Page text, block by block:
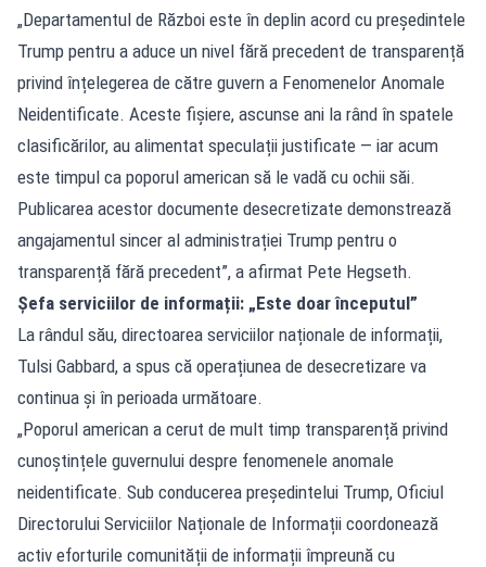
„Departamentul de Război este în deplin acord cu președintele
Trump pentru a aduce un nivel fără precedent de transparență
privind înțelegerea de către guvern a Fenomenelor Anomale
Neidentificate. Aceste fișiere, ascunse ani la rând în spatele
clasificărilor, au alimentat speculații justificate — iar acum
este timpul ca poporul american să le vadă cu ochii săi.
Publicarea acestor documente desecretizate demonstrează
angajamentul sincer al administrației Trump pentru o
transparență fără precedent”, a afirmat Pete Hegseth.
Șefa serviciilor de informații: „Este doar începutul”
La rândul său, directoarea serviciilor naționale de informații,
Tulsi Gabbard, a spus că operațiunea de desecretizare va
continua și în perioada următoare.
„Poporul american a cerut de mult timp transparență privind
cunoștințele guvernului despre fenomenele anomale
neidentificate. Sub conducerea președintelui Trump, Oficiul
Directorului Serviciilor Naționale de Informații coordonează
activ eforturile comunității de informații împreună cu